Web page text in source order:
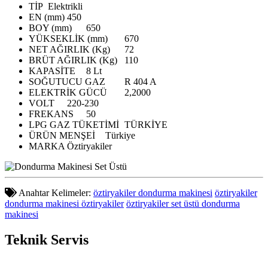
TİP Elektrikli
EN (mm) 450
BOY (mm)
650
YÜKSEKLİK (mm)
670
NET AĞIRLIK (Kg)
72
BRÜT AĞIRLIK (Kg)
110
KAPASİTE
8 Lt
SOĞUTUCU GAZ
R 404 A
ELEKTRİK GÜCÜ
2,2000
VOLT
220-230
FREKANS
50
LPG GAZ TÜKETİMİ TÜRKİYE
ÜRÜN MENŞEİ
Türkiye
MARKA Öztiryakiler
Anahtar Kelimeler: öztiryakiler dondurma makinesi öztiryakiler
dondurma makinesi öztiryakiler öztiryakiler set üstü dondurma
makinesi
Teknik Servis